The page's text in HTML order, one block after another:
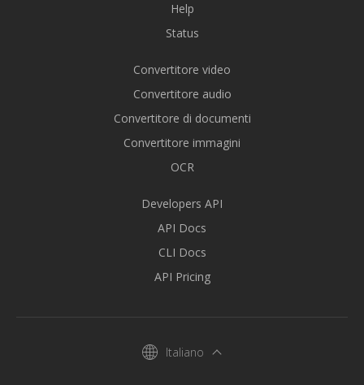
Help
Status
Convertitore video
Convertitore audio
Convertitore di documenti
Convertitore immagini
OCR
Developers API
API Docs
CLI Docs
API Pricing
Italiano